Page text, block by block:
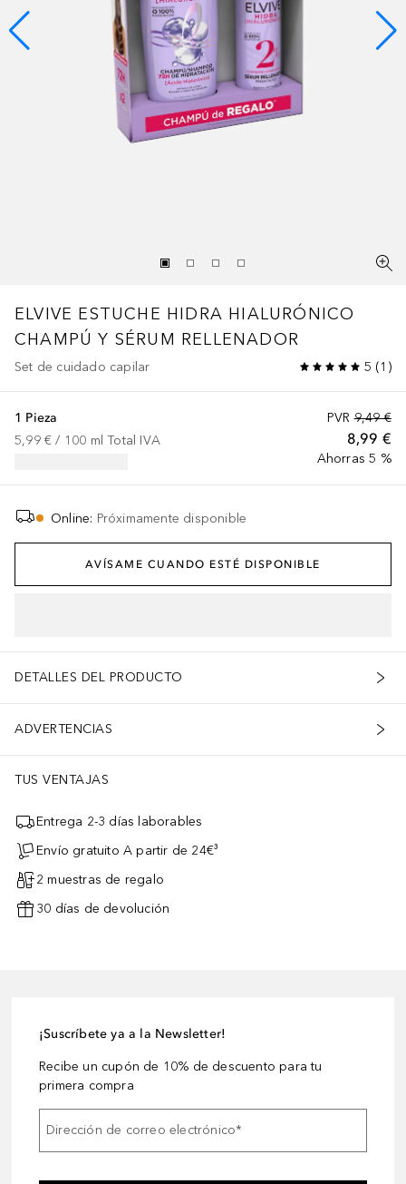
ELVIVE ESTUCHE HIDRA HIALURÓNICO
CHAMPÚ Y SÉRUM RELLENADOR
Set de cuidado capilar 5 (1 )
PVR 9,49 €
8,99 €
Ahorras 5 %
1 Pieza
5,99 € / 100 ml Total IVA
Online: Próximamente disponible
AVÍSAME CUANDO ESTÉ DISPONIBLE
DETALLES DEL PRODUCTO
ADVERTENCIAS
TUS VENTAJAS
Entrega 2-3 días laborables
Envío gratuito A partir de 24€³
2 muestras de regalo
30 días de devolución
¡Suscríbete ya a la Newsletter!
Recibe un cupón de 10% de descuento para tu
primera compra
Dirección de correo electrónico*